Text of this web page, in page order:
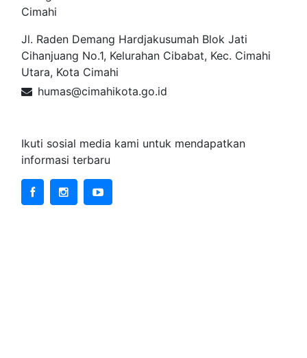
Jl. Raden Demang Hardjakusumah Blok Jati
Cihanjuang No.1, Kelurahan Cibabat, Kec. Cimahi
Utara, Kota Cimahi
humas@cimahikota.go.id
Ikuti sosial media kami untuk mendapatkan
informasi terbaru